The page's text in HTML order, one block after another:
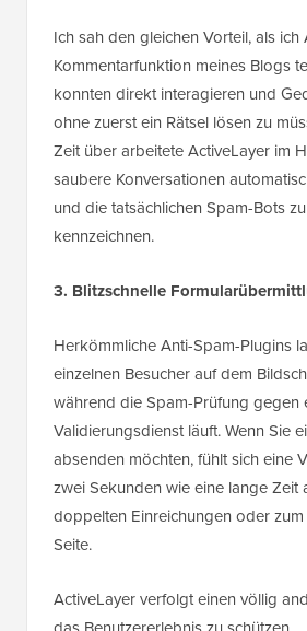
Ich sah den gleichen Vorteil, als
Kommentarfunktion meines Blogs
konnten direkt interagieren und
ohne zuerst ein Rätsel lösen zu
Zeit über arbeitete ActiveLayer im
saubere Konversationen
und die tatsächlichen Spam-Bots
kennzeichnen.
3. Blitzschnelle
Herkömmliche Anti-Spam-Plugins
einzelnen Besucher auf dem
während die Spam-Prüfung gegen
Validierungsdienst läuft. Wenn Sie
absenden möchten, fühlt sich eine
zwei Sekunden wie eine lange Zeit
doppelten Einreichungen oder
Seite.
ActiveLayer verfolgt einen völlig